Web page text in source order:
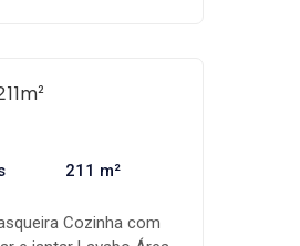
211 m²
Cozinha com